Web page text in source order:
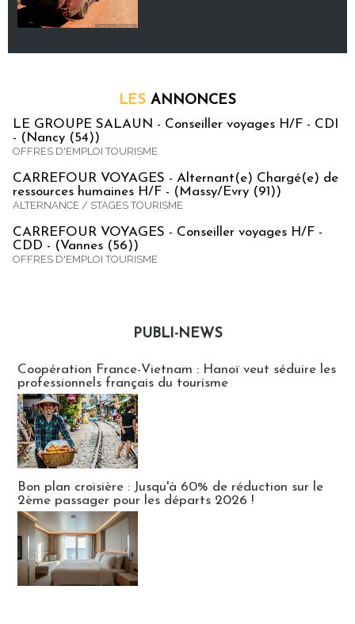
LES ANNONCES
LE GROUPE SALAUN - Conseiller voyages H/F - CDI
- (Nancy (54))
OFFRES D'EMPLOI TOURISME
CARREFOUR VOYAGES - Alternant(e) Chargé(e) de
ressources humaines H/F - (Massy/Evry (91))
ALTERNANCE / STAGES TOURISME
CARREFOUR VOYAGES - Conseiller voyages H/F -
CDD - (Vannes (56))
OFFRES D'EMPLOI TOURISME
PUBLI-NEWS
Coopération France-Vietnam : Hanoï veut séduire les
professionnels français du tourisme
Bon plan croisière : Jusqu'à 60% de réduction sur le
2ème passager pour les départs 2026 !